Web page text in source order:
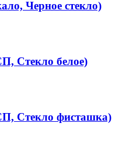
Черное стекло)
Стекло белое)
Стекло фисташка)